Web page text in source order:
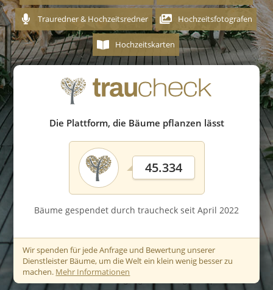
Trauredner & Hochzeitsredner Hochzeitsfotografen
Hochzeitskarten
Die Plattform, die Bäume pflanzen lässt
45.334
Bäume gespendet durch traucheck seit April 2022
Wir spenden für jede Anfrage und Bewertung unserer
Dienstleister Bäume, um die Welt ein klein wenig besser zu
machen. Mehr Informationen